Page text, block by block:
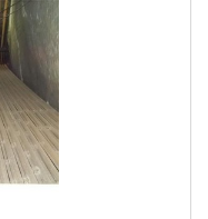
que passam
futuros para os
de demonstrar
de atuação. Boas
é a melhor opção
instalações elétricas:
avançados de gestão e
a longo tempo com
com as normas e